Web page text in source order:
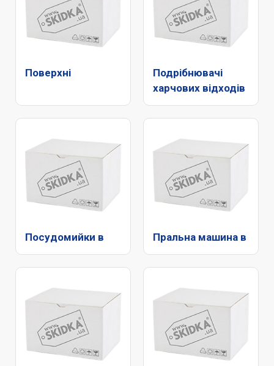
Поверхні
Подрібнювачі
харчових відходів
Посудомийки в Пральна машина в